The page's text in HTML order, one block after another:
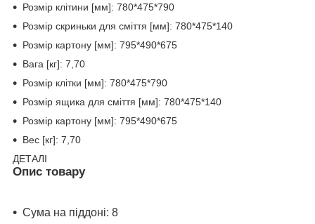
Розмір клітини [мм]: 780*475*790
Розмір скриньки для сміття [мм]: 780*475*140
Розмір картону [мм]: 795*490*675
Вага [кг]: 7,70
Розмір клітки [мм]: 780*475*790
Розмір ящика для сміття [мм]: 780*475*140
Розмір картону [мм]: 795*490*675
Вес [кг]: 7,70
ДЕТАЛІ
Опис товару
Сума на піддоні: 8